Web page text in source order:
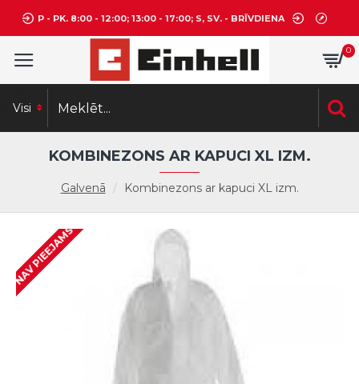
P - PK. 8:00 - 12:00; 13:00 - 17:00; S, SV. - BRĪVDIENA
0
Visi
Galvenā Kombinezons ar kapuci XL izm.
KOMBINEZONS AR KAPUCI XL IZM.
NAV PIEEJAMS